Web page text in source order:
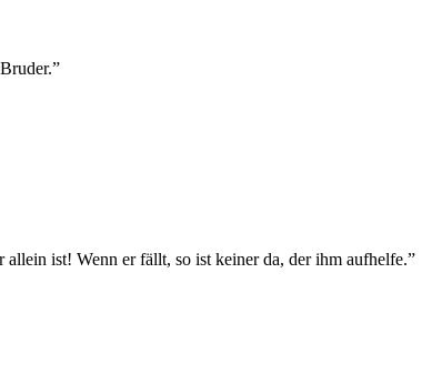
”
ist! Wenn er fällt, so ist keiner da, der ihm aufhelfe.”